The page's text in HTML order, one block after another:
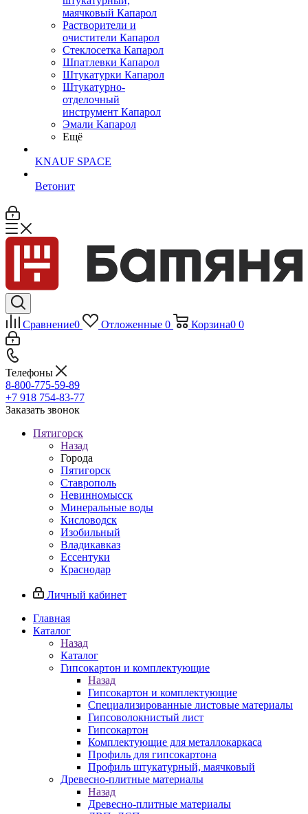
маячковый Капарол
Растворители и
очистители Капарол
Cтеклосетка Капарол
Шпатлевки Капарол
Штукатурки Капарол
Штукатурно-
отделочный
инструмент Капарол
Эмали Капарол
Ещё
KNAUF SPACE
Ветонит
Сравнение0 Отложенные 0 Корзина0 0
Телефоны
8-800-775-59-89
+7 918 754-83-77
Заказать звонок
Пятигорск
Назад
Города
Пятигорск
Ставрополь
Невинномысск
Минеральные воды
Кисловодск
Изобильный
Владикавказ
Ессентуки
Краснодар
Личный кабинет
Главная
Каталог
Назад
Каталог
Гипсокартон и комплектующие
Назад
Гипсокартон и комплектующие
Специализированные листовые материалы
Гипсоволокнистый лист
Гипсокартон
Комплектующие для металлокаркаса
Профиль для гипсокартона
Профиль штукатурный, маячковый
Древесно-плитные материалы
Назад
Древесно-плитные материалы